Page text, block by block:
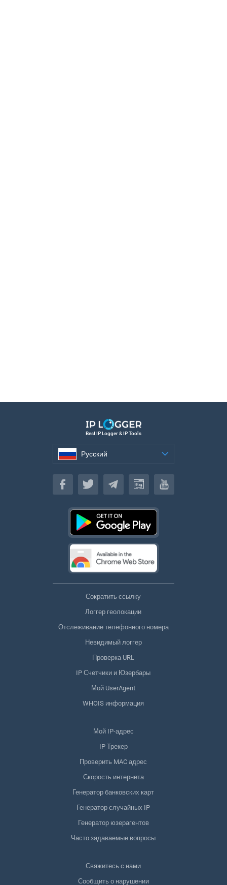
Best IP Logger & IP Tools
Русский
Русский
Сократить ссылку
Логгер геолокации
Отслеживание телефонного номера
Невидимый логгер
Проверка URL
IP Счетчики и Юзербары
Мой UserAgent
WHOIS информация
Мой IP-адрес
IP Трекер
Проверить MAC адрес
Скорость интернета
Генератор банковских карт
Генератор случайных IP
Генератор юзерагентов
Часто задаваемые вопросы
Свяжитесь с нами
Сообщить о нарушении